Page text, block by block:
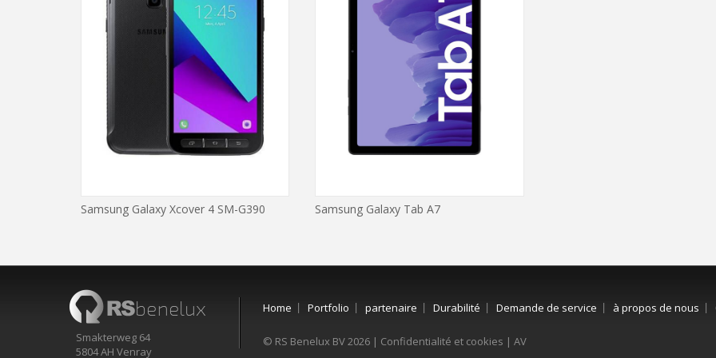
Samsung Galaxy Xcover 4 SM-G390 Samsung Galaxy Tab A7
Smakterweg 64
5804 AH Venray
Home Portfolio partenaire Durabilité Demande de service à propos de nous
© RS Benelux BV 2026 | Confidentialité et cookies | AV